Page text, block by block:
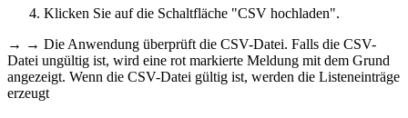
Klicken Sie auf die Schaltfläche "CSV hochladen".
→ → Die Anwendung überprüft die CSV-Datei. Falls die CSV-
Datei ungültig ist, wird eine rot markierte Meldung mit dem Grund
angezeigt. Wenn die CSV-Datei gültig ist, werden die Listeneinträge
erzeugt